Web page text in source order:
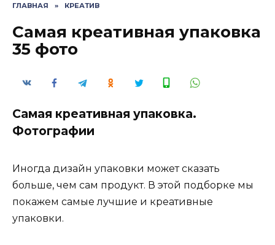
ГЛАВНАЯ » КРЕАТИВ
Самая креативная упаковка
35 фото
Самая креативная упаковка.
Фотографии
Иногда дизайн упаковки может сказать
больше, чем сам продукт. В этой подборке мы
покажем самые лучшие и креативные
упаковки.